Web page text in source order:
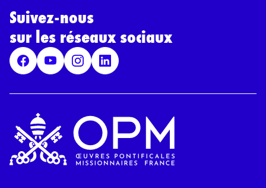
R
P
D
*
Suivez-nous
sur les réseaux sociaux